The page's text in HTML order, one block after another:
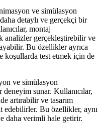
ve simülasyon
detaylı ve gerçekçi bir
montaj
gerçekleştirebilir ve
Bu özellikler ayrıca
koşullarda test etmek için de
ve simülasyon
sunar. Kullanıcılar,
artırabilir ve tasarım
edebilirler. Bu özellikler, aynı
daha verimli hale getirir.